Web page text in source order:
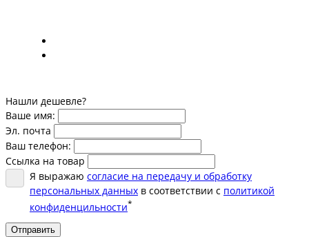
Нашли дешевле?
Ваше имя:
Эл. почта
Ваш телефон:
Ссылка на товар
Я выражаю согласие на передачу и обработку
персональных данных в соответствии с политикой
конфиденцильности*
Отправить